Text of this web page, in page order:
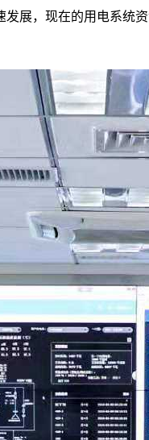
展，现在的用电系统